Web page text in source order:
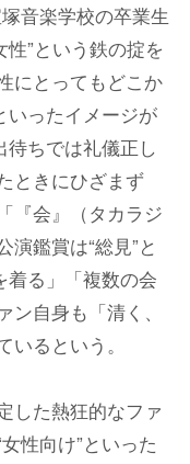
音楽学校の卒業生
”という鉄の掟を
にとってもどこか
いったイメージが
待ちでは礼儀正し
ときにひざまず
『会』（タカラジ
演鑑賞は“総見”と
着る」「複数の会
自身も「清く、
るという。
した熱狂的なファ
性向け”といった